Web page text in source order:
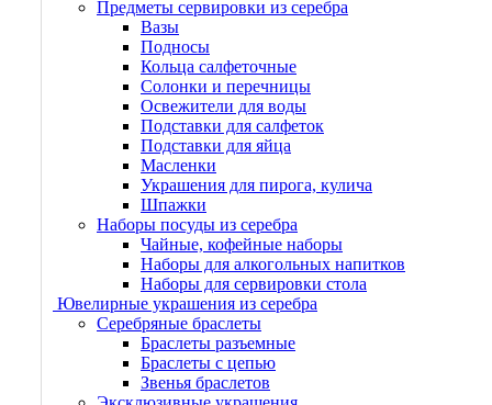
Предметы сервировки из серебра
Вазы
Подносы
Кольца салфеточные
Солонки и перечницы
Освежители для воды
Подставки для салфеток
Подставки для яйца
Масленки
Украшения для пирога, кулича
Шпажки
Наборы посуды из серебра
Чайные, кофейные наборы
Наборы для алкогольных напитков
Наборы для сервировки стола
Ювелирные украшения из серебра
Серебряные браслеты
Браслеты разъемные
Браслеты с цепью
Звенья браслетов